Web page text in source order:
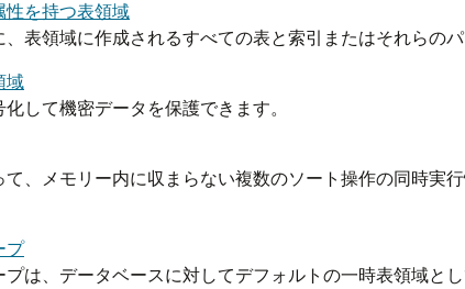
性を持つ表領域
表領域に作成されるすべての表と索引またはそれらの
域
して機密データを保護できます。
、メモリー内に収まらない複数のソート操作の同時実
プ
は、データベースに対してデフォルトの一時表領域と